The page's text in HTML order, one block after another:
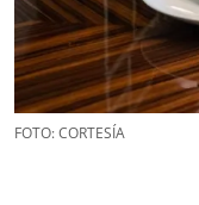
FOTO: CORTESÍA